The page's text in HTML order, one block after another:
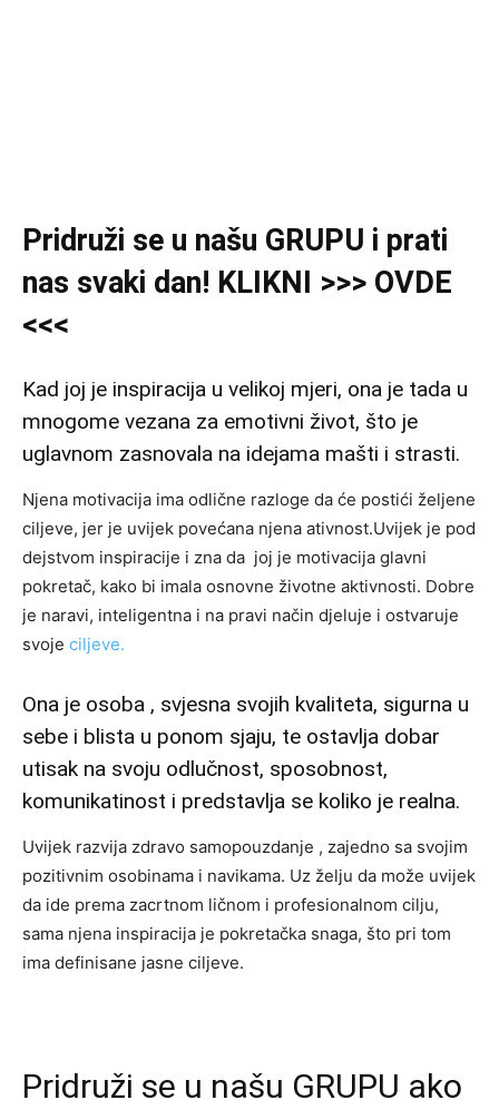
Pridruži se u našu GRUPU i prati
nas svaki dan! KLIKNI >>> OVDE
<<<
Kad joj je inspiracija u velikoj mjeri, ona je tada u
mnogome vezana za emotivni život, što je
uglavnom zasnovala na idejama mašti i strasti.
Njena motivacija ima odlične razloge da će postići željene
ciljeve, jer je uvijek povećana njena ativnost.Uvijek je pod
dejstvom inspiracije i zna da joj je motivacija glavni
pokretač, kako bi imala osnovne životne aktivnosti. Dobre
je naravi, inteligentna i na pravi način djeluje i ostvaruje
svoje ciljeve.
Ona je osoba , svjesna svojih kvaliteta, sigurna u
sebe i blista u ponom sjaju, te ostavlja dobar
utisak na svoju odlučnost, sposobnost,
komunikatinost i predstavlja se koliko je realna.
Uvijek razvija zdravo samopouzdanje , zajedno sa svojim
pozitivnim osobinama i navikama. Uz želju da može uvijek
da ide prema zacrtnom ličnom i profesionalnom cilju,
sama njena inspiracija je pokretačka snaga, što pri tom
ima definisane jasne ciljeve.
Pridruži se u našu GRUPU ako